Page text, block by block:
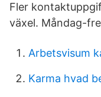
Fler
växel. Måndag-
Arbetsvisum
Karma hvad